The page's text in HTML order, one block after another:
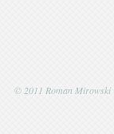
© 2011 Roman